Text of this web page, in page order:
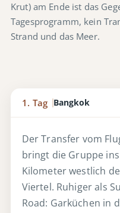
Krut) am Ende ist das
Tagesprogramm, kein
Strand und das Meer.
1. Tag Bangkok
Der Transfer vom
bringt die Gruppe
Kilometer westlich
Viertel. Ruhiger als
Road: Garküchen in